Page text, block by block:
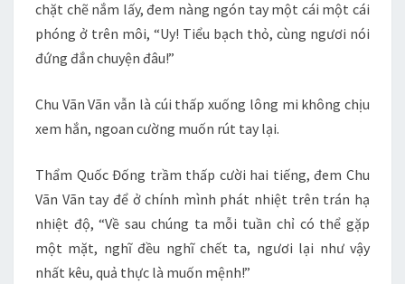
chặt chẽ nắm lấy, đem nàng ngón tay một cái một cái
phóng ở trên môi, “Uy! Tiểu bạch thỏ, cùng ngươi nói
đứng đắn chuyện đâu!”
Chu Vãn Vãn vẫn là cúi thấp xuống lông mi không chịu
xem hắn, ngoan cường muốn rút tay lại.
Thẩm Quốc Đống trầm thấp cười hai tiếng, đem Chu
Vãn Vãn tay để ở chính mình phát nhiệt trên trán hạ
nhiệt độ, “Về sau chúng ta mỗi tuần chỉ có thể gặp
một mặt, nghĩ đều nghĩ chết ta, ngươi lại như vậy
nhất kêu, quả thực là muốn mệnh!”